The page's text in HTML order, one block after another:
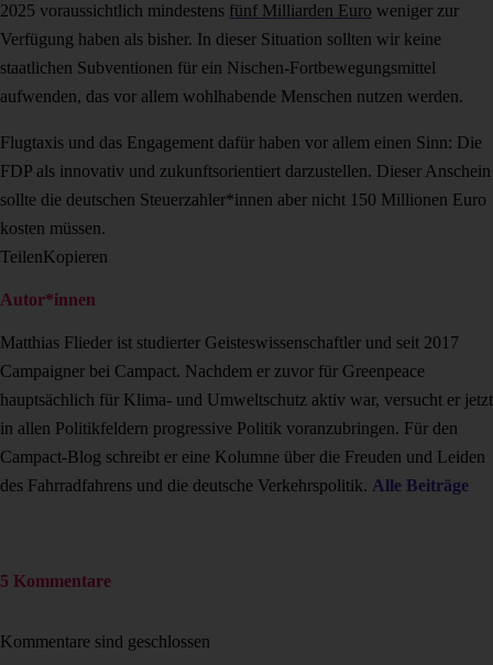
2025 voraussichtlich mindestens fünf Milliarden Euro weniger zur
Verfügung haben als bisher. In dieser Situation sollten wir keine
staatlichen Subventionen für ein Nischen-Fortbewegungsmittel
aufwenden, das vor allem wohlhabende Menschen nutzen werden.
Flugtaxis und das Engagement dafür haben vor allem einen Sinn: Die
FDP als innovativ und zukunftsorientiert darzustellen. Dieser Anschein
sollte die deutschen Steuerzahler*innen aber nicht 150 Millionen Euro
kosten müssen.
TeilenKopieren
Autor*innen
Matthias Flieder ist studierter Geisteswissenschaftler und seit 2017
Campaigner bei Campact. Nachdem er zuvor für Greenpeace
hauptsächlich für Klima- und Umweltschutz aktiv war, versucht er jetzt
in allen Politikfeldern progressive Politik voranzubringen. Für den
Campact-Blog schreibt er eine Kolumne über die Freuden und Leiden
des Fahrradfahrens und die deutsche Verkehrspolitik. Alle Beiträge
5 Kommentare
Kommentare sind geschlossen